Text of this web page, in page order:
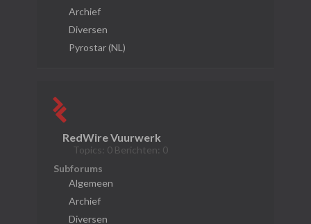
Archief
Diversen
Pyrostar (NL)
RedWire Vuurwerk
Topics: 0 Berichten: 0
Subforums
Algemeen
Archief
Diversen